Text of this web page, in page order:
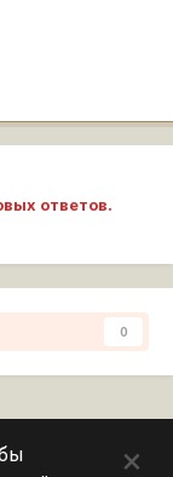
ответов.
0
×